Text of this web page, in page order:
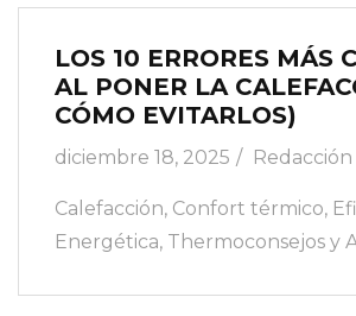
LOS 10 ERRORES MÁS
AL PONER LA
CÓMO EVITARLOS)
diciembre 18, 2025 Redacción
Calefacción, Confort térmico,
Energética, Thermoconsejos y